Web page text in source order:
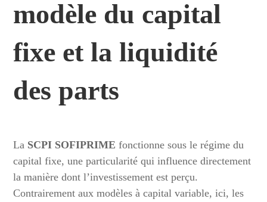
modèle du capital
fixe et la liquidité
des parts
La SCPI SOFIPRIME fonctionne sous le régime du
capital fixe, une particularité qui influence directement
la manière dont l’investissement est perçu.
Contrairement aux modèles à capital variable, ici, les